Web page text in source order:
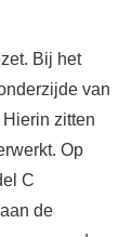
Bij het
van
zitten
Op
C
de